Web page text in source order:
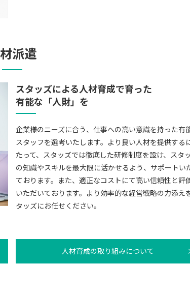
派遣
スタッズによる人材育成で育った
有能な「人財」を
企業様のニーズに合う、仕事への高い意識を持った有
スタッフを選考いたします。より良い人材を提供する
たって、スタッズでは徹底した研修制度を設け、スタ
の知識やスキルを最大限に活かせるよう、サポートい
ております。また、適正なコストにて高い信頼性と評
いただいております。より効率的な経営戦略の力添え
タッズにお任せください。
人材育成の取り組みについて